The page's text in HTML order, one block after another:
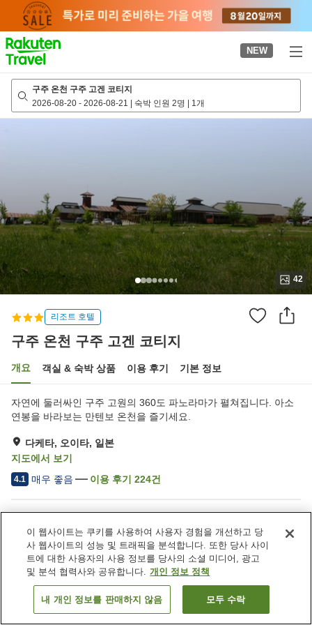
page
NEW
구주 온천 구주 고겐 코티지
2026-08-20 - 2026-08-21 | 숙박 인원 2명 | 1개
42
리조트 호텔
구주 온천 구주 고겐 코티지
개요 객실 & 숙박 상품 이용 후기 기본 정보
자연에 둘러싸인 구주 고원의 360도 파노라마가 펼쳐집니다. 아소
연봉을 바라보는 만텐보 온천을 즐기세요.
다케타, 오이타, 일본
지도에서 보기
4.1 매우 좋음 이용 후기 224건
주차장
사우나
스파 / 미용실
레스토랑
객실 보기
이 웹사이트는 쿠키를 사용하여 사용자 경험을 개선하고 당
사 웹사이트의 성능 및 트래픽을 분석합니다. 또한 당사 사이
트에 대한 사용자의 사용 정보를 당사의 소셜 미디어, 광고
및 분석 협력사와 공유합니다. 개인 정보 정책
내 개인 정보를 판매하지 않음 모두 수락